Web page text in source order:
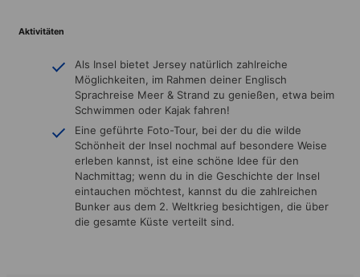
Aktivitäten
Als Insel bietet Jersey natürlich zahlreiche
Möglichkeiten, im Rahmen deiner Englisch
Sprachreise Meer & Strand zu genießen, etwa beim
Schwimmen oder Kajak fahren!
Eine geführte Foto-Tour, bei der du die wilde
Schönheit der Insel nochmal auf besondere Weise
erleben kannst, ist eine schöne Idee für den
Nachmittag; wenn du in die Geschichte der Insel
eintauchen möchtest, kannst du die zahlreichen
Bunker aus dem 2. Weltkrieg besichtigen, die über
die gesamte Küste verteilt sind.